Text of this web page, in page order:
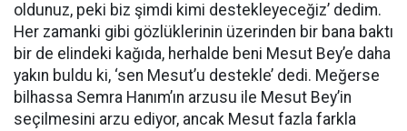
oldunuz, peki biz şimdi kimi destekleyeceğiz’ dedim.
Her zamanki gibi gözlüklerinin üzerinden bir bana baktı
bir de elindeki kağıda, herhalde beni Mesut Bey’e daha
yakın buldu ki, ‘sen Mesut’u destekle’ dedi. Meğerse
bilhassa Semra Hanım’ın arzusu ile Mesut Bey’in
seçilmesini arzu ediyor, ancak Mesut fazla farkla